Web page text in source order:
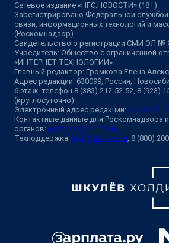
Сетевое издание «НГС.НОВОСТИ» (18+)
Зарегистрировано Федеральной
связи, информационных технологий и
(Роскомнадзор)
Свидетельство о регистрации СМИ ЭЛ №
Учредитель: Общество с ограниченной
«ИНТЕРНЕТ ТЕХНОЛОГИИ»
Главный редактор: Громкова Елена
Адрес редакции: 630099, Россия,
6 этаж, телефон 8 (383) 212-52-52, 8 (923)
(круглосуточно)
Электронный адрес редакции:
Контактные данные для Роскомнадзора
органов: juristnsk@shkulev.ru
Техподдержка: help@shkulev.ru, 8 (800)